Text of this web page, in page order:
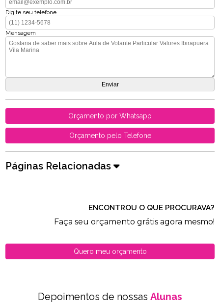
Digite seu telefone
Mensagem
Orçamento por Whatsapp
Orçamento pelo Telefone
Páginas Relacionadas
ENCONTROU O QUE PROCURAVA?
Faça seu orçamento grátis agora mesmo!
Quero meu orçamento
Depoimentos de nossas Alunas